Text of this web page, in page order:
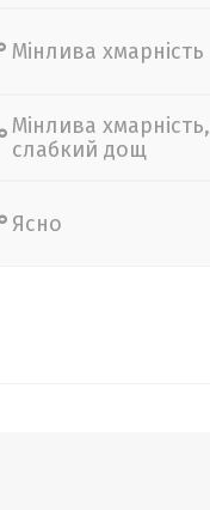
Мінлива хмарність
Мінлива хмарність,
слабкий дощ
Ясно